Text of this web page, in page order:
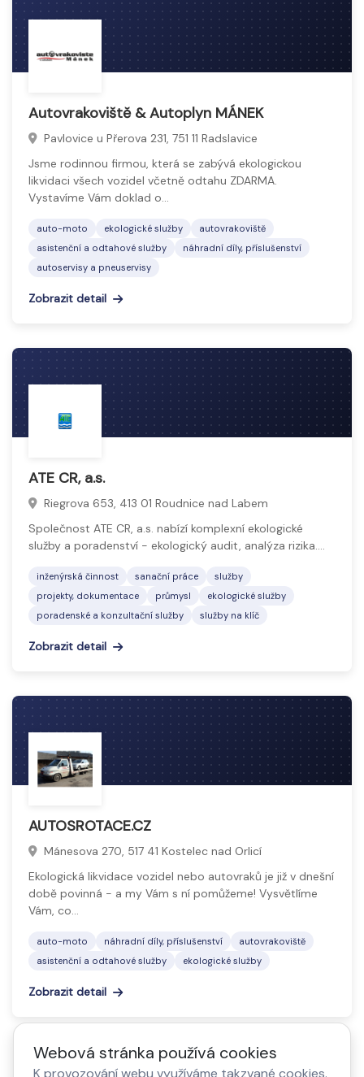
Webová stránka používá cookies
K provozování webu využíváme takzvané cookies.
Autovrakoviště & Autoplyn MÁNEK
Pavlovice u Přerova 231, 751 11 Radslavice
Jsme rodinnou firmou, která se zabývá ekologickou
likvidaci všech vozidel včetně odtahu ZDARMA.
Vystavíme Vám doklad o…
auto-moto ekologické služby
autovrakoviště
asistenční a odtahové služby
náhradní díly, příslušenství
autoservisy a pneuservisy
Zobrazit detail
ATE CR, a.s.
Riegrova 653, 413 01 Roudnice nad Labem
Společnost ATE CR, a.s. nabízí komplexní ekologické
služby a poradenství - ekologický audit, analýza rizika.…
inženýrská činnost sanační práce
služby
projekty, dokumentace
průmysl
ekologické služby
poradenské a konzultační služby
služby na klíč
Zobrazit detail
AUTOSROTACE.CZ
Mánesova 270, 517 41 Kostelec nad Orlicí
Ekologická likvidace vozidel nebo autovraků je již v dnešní
době povinná - a my Vám s ní pomůžeme! Vysvětlíme
Vám, co…
auto-moto náhradní díly, příslušenství
autovrakoviště
asistenční a odtahové služby
ekologické služby
Zobrazit detail
4